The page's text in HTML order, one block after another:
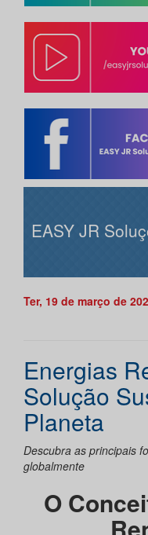
EASY JR
Ter, 19 de março de
Energias
Solução
Planeta
Descubra as principais
globalmente
O